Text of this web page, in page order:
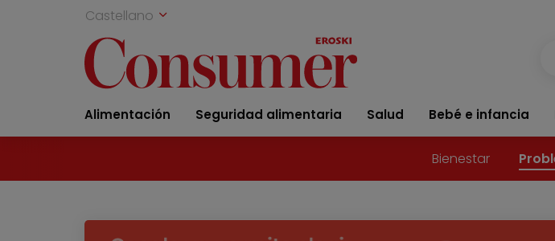
Castellano
Alimentación Seguridad alimentaria Salud Bebé e infancia
Bienestar